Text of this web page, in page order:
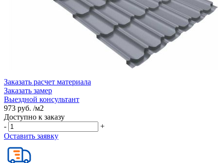
Заказать расчет материала
Заказать замер
Выездной консультант
973 руб. /м2
Доступно к заказу
-
+
Оставить заявку